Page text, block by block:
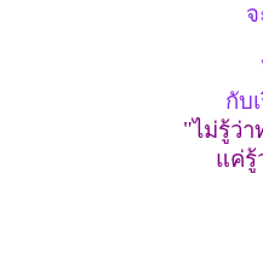
กับ
"ไม่รู้ว่
แค่รู้